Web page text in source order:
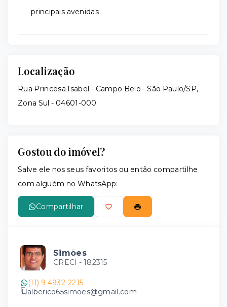
principais avenidas
Localização
Rua Princesa Isabel - Campo Belo - São Paulo/SP,
Zona Sul - 04601-000
Gostou do imóvel?
Salve ele nos seus favoritos ou então compartilhe
com alguém no WhatsApp:
Compartilhar
Simões
CRECI - 182315
(11) 9 4932-2215
alberico65simoes@gmail.com